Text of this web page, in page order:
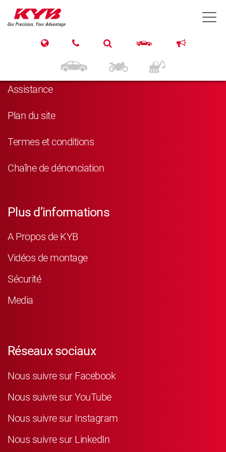
Navigation
Assistance
Plan du site
Termes et conditions
Chaîne de dénonciation
Plus d’informations
A Propos de KYB
Vidéos de montage
Sécurité
Media
Réseaux sociaux
Nous suivre sur Facebook
Nous suivre sur YouTube
Nous suivre sur Instagram
Nous suivre sur LinkedIn